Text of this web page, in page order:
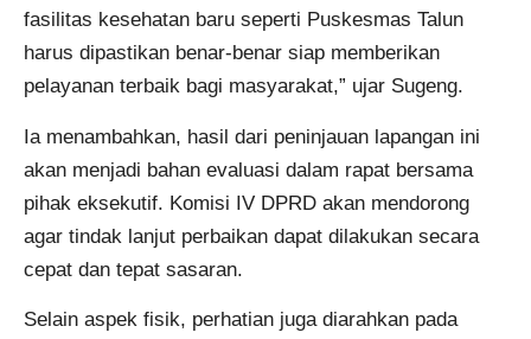
fasilitas kesehatan baru seperti Puskesmas Talun
harus dipastikan benar-benar siap memberikan
pelayanan terbaik bagi masyarakat,” ujar Sugeng.
Ia menambahkan, hasil dari peninjauan lapangan ini
akan menjadi bahan evaluasi dalam rapat bersama
pihak eksekutif. Komisi IV DPRD akan mendorong
agar tindak lanjut perbaikan dapat dilakukan secara
cepat dan tepat sasaran.
Selain aspek fisik, perhatian juga diarahkan pada